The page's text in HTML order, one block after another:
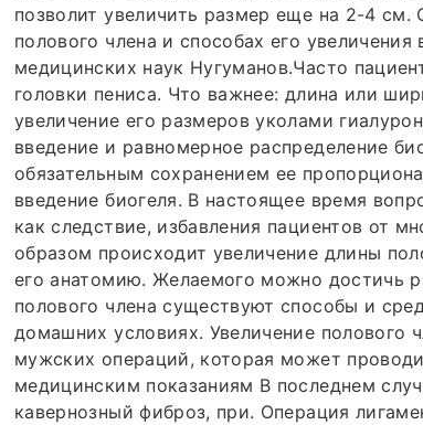
позволит увеличить размер еще на 2-4
полового члена и способах его
медицинских наук Нугуманов.Часто
головки пениса. Что важнее: длина или
увеличение его размеров уколами
введение и равномерное распределение
обязательным сохранением ее
введение биогеля. В настоящее время
как следствие, избавления пациентов от
образом происходит увеличение длины
его анатомию. Желаемого можно достичь
полового члена существуют способы и
домашних условиях. Увеличение полового
мужских операций, которая может
медицинским показаниям В последнем
кавернозный фиброз, при. Операция